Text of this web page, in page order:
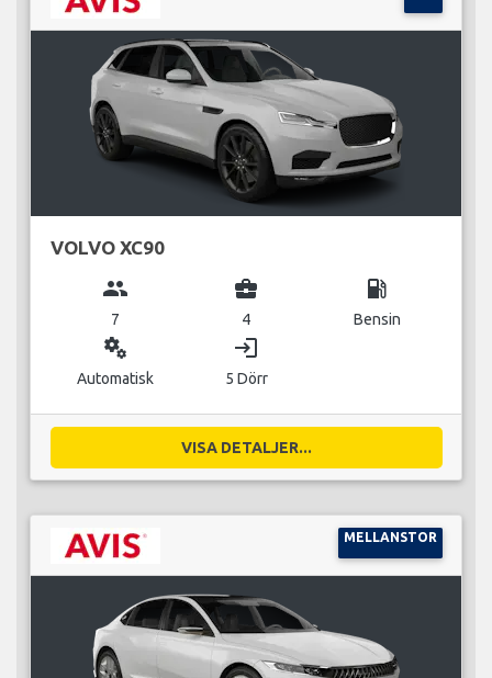
VOLVO XC90
group
7
business_center
4
local_gas_station
Bensin
miscellaneous_services
Automatisk
login
5 Dörr
VISA DETALJER...
MELLANSTOR